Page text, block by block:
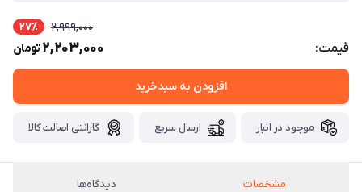
قیمت:
2,999,000 27٪
2,203,000تومان
افزودن به سبدخرید
موجود در انبار ارسال سریع گارانتی اصالت کالا
مشخصات دیدگاه‌ها